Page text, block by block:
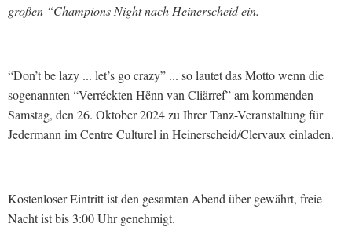
großen “Champions Night nach Heinerscheid ein.
“Don’t be lazy ... let’s go crazy” ... so lautet das Motto wenn die
sogenannten “Verréckten Hënn van Cliärref” am kommenden
Samstag, den 26. Oktober 2024 zu Ihrer Tanz-Veranstaltung für
Jedermann im Centre Culturel in Heinerscheid/Clervaux einladen.
Kostenloser Eintritt ist den gesamten Abend über gewährt, freie
Nacht ist bis 3:00 Uhr genehmigt.